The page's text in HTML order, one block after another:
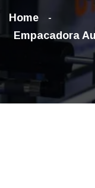
Home
Empacadora